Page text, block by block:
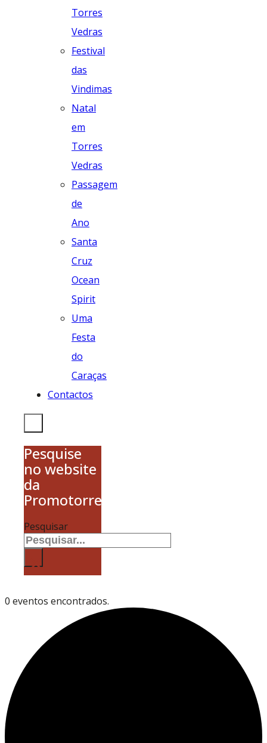
Torres
Vedras
Festival
das
Vindimas
Natal
em
Torres
Vedras
Passagem
de
Ano
Santa
Cruz
Ocean
Spirit
Uma
Festa
do
Caraças
Contactos
Pesquise
no website
da
Promotorres
Pesquisar
×
0 eventos encontrados.